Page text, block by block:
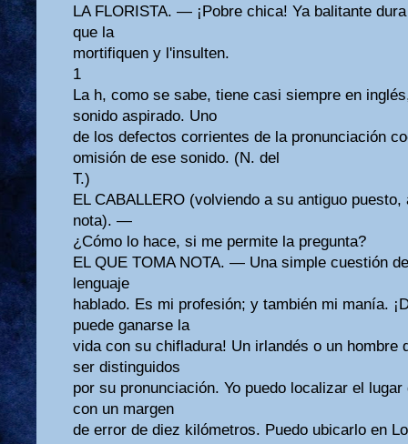
LA FLORISTA. — ¡Pobre chica! Ya balitante
que la
mortifiquen y l'insulten.
1
La h, como se sabe, tiene casi siempre en
sonido aspirado. Uno
de los defectos corrientes de la pronunciación
omisión de ese sonido. (N. del
T.)
EL CABALLERO (volviendo a su antiguo
nota). —
¿Cómo lo hace, si me permite la pregunta?
EL QUE TOMA NOTA. — Una simple cuestión
lenguaje
hablado. Es mi profesión; y también mi manía.
puede ganarse la
vida con su chifladura! Un irlandés o un hombre
ser distinguidos
por su pronunciación. Yo puedo localizar el
con un margen
de error de diez kilómetros. Puedo ubicarlo en